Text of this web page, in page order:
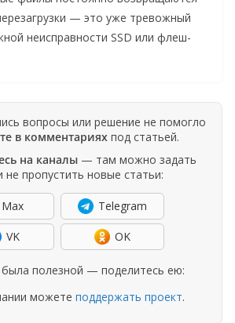
— это уже тревожный
неисправности SSD или флеш-
вопросы или решение не помогло
в комментариях под статьей.
на каналы — там можно задать
не пропустить новые статьи:
Max Telegram
VK OK
была полезной — поделитесь ею:
можете поддержать проект.